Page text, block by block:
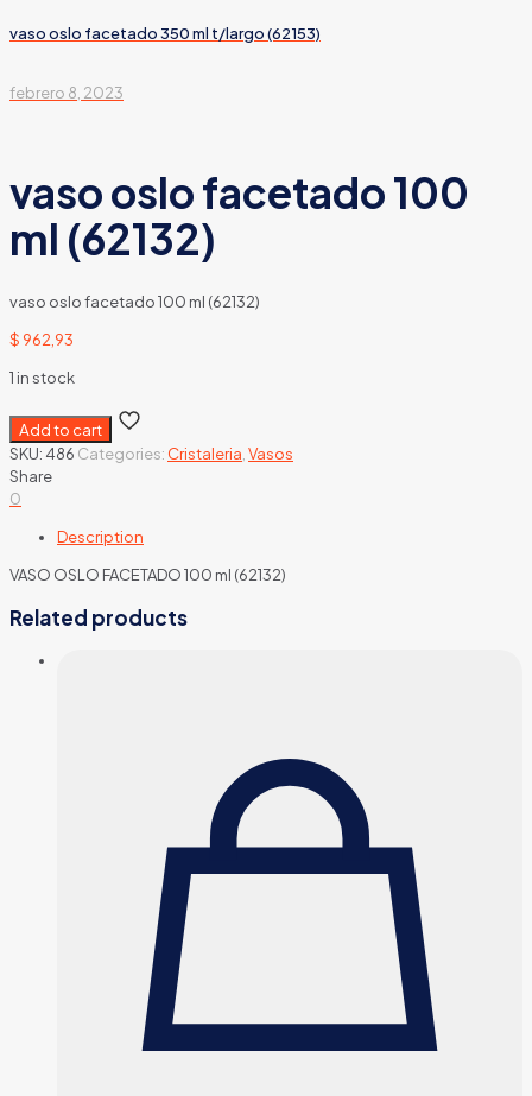
vaso oslo facetado 350 ml t/largo (62153)
febrero 8, 2023
vaso oslo facetado 100
ml (62132)
vaso oslo facetado 100 ml (62132)
$ 962,93
1 in stock
Add to cart
SKU: 486 Categories: Cristaleria Vasos
Share
0
Description
VASO OSLO FACETADO 100 ml (62132)
Related products